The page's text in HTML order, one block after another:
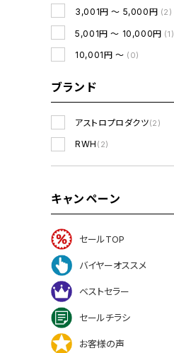
3,001円 ～ 5,000円 (2)
5,001円 ～ 10,000円 (1)
10,001円 ～ (0)
ブランド
アストロプロダクツ(2)
RWH (2)
キャンペーン
セールTOP
バイヤーオススメ
ベストセラー
セールチラシ
お客様の声